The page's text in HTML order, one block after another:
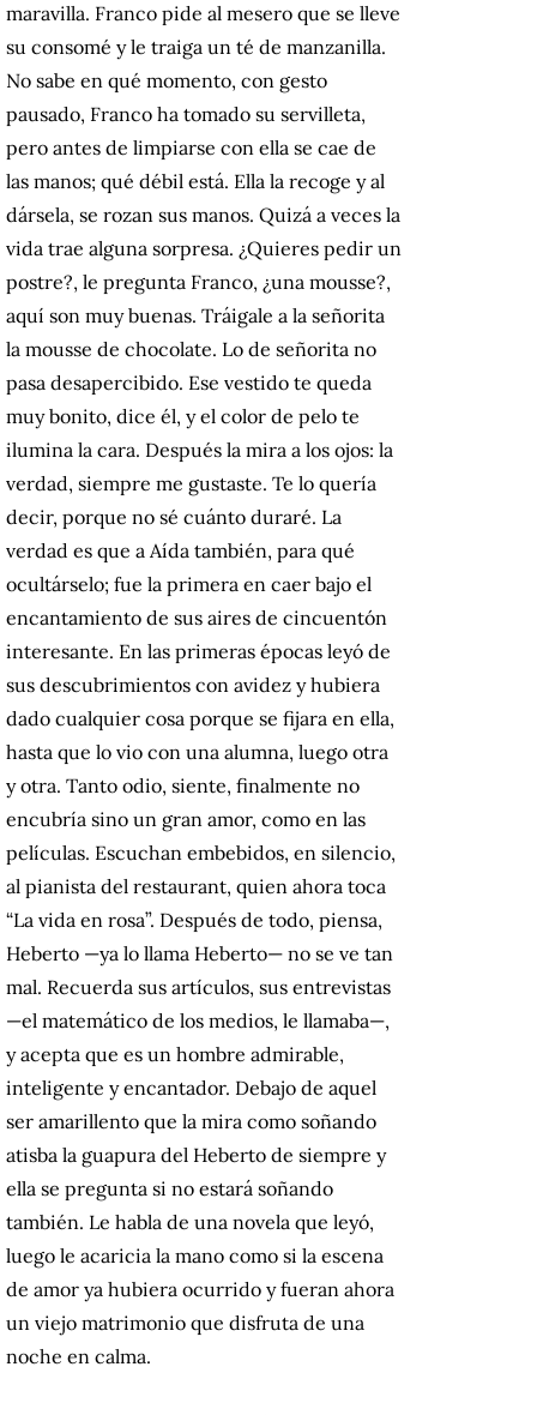
maravilla. Franco pide al mesero que se lleve
su consomé y le traiga un té de manzanilla.
No sabe en qué momento, con gesto
pausado, Franco ha tomado su servilleta,
pero antes de limpiarse con ella se cae de
las manos; qué débil está. Ella la recoge y al
dársela, se rozan sus manos. Quizá a veces la
vida trae alguna sorpresa. ¿Quieres pedir un
postre?, le pregunta Franco, ¿una mousse?,
aquí son muy buenas. Tráigale a la señorita
la mousse de chocolate. Lo de señorita no
pasa desapercibido. Ese vestido te queda
muy bonito, dice él, y el color de pelo te
ilumina la cara. Después la mira a los ojos: la
verdad, siempre me gustaste. Te lo quería
decir, porque no sé cuánto duraré. La
verdad es que a Aída también, para qué
ocultárselo; fue la primera en caer bajo el
encantamiento de sus aires de cincuentón
interesante. En las primeras épocas leyó de
sus descubrimientos con avidez y hubiera
dado cualquier cosa porque se fijara en ella,
hasta que lo vio con una alumna, luego otra
y otra. Tanto odio, siente, finalmente no
encubría sino un gran amor, como en las
películas. Escuchan embebidos, en silencio,
al pianista del restaurant, quien ahora toca
“La vida en rosa”. Después de todo, piensa,
Heberto —ya lo llama Heberto— no se ve tan
mal. Recuerda sus artículos, sus entrevistas
—el matemático de los medios, le llamaba—,
y acepta que es un hombre admirable,
inteligente y encantador. Debajo de aquel
ser amarillento que la mira como soñando
atisba la guapura del Heberto de siempre y
ella se pregunta si no estará soñando
también. Le habla de una novela que leyó,
luego le acaricia la mano como si la escena
de amor ya hubiera ocurrido y fueran ahora
un viejo matrimonio que disfruta de una
noche en calma.